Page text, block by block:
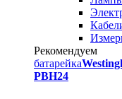
Рекомендуем
батарейка
PBH24